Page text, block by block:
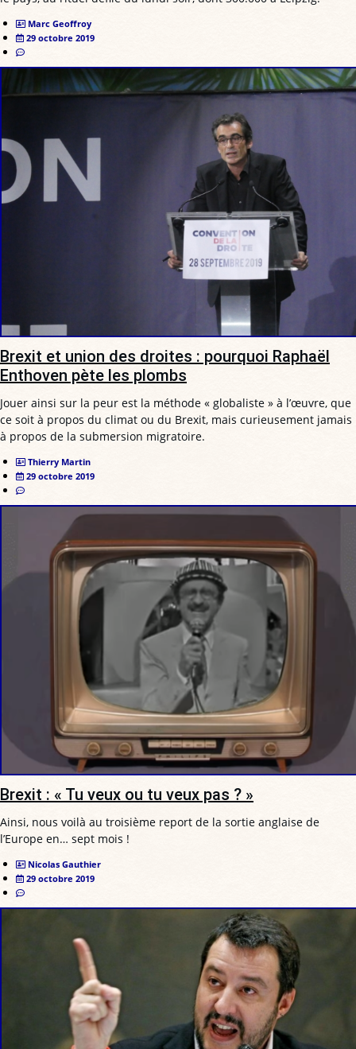
Marc Geoffroy
29 octobre 2019
Brexit et union des droites : pourquoi Raphaël
Enthoven pète les plombs
Jouer ainsi sur la peur est la méthode « globaliste » à l’œuvre, que
ce soit à propos du climat ou du Brexit, mais curieusement jamais
à propos de la submersion migratoire.
Thierry Martin
29 octobre 2019
Brexit : « Tu veux ou tu veux pas ? »
Ainsi, nous voilà au troisième report de la sortie anglaise de
l’Europe en… sept mois !
Nicolas Gauthier
29 octobre 2019